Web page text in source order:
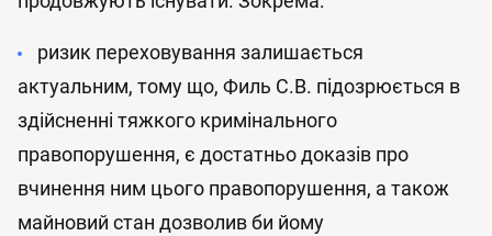
ризик переховування залишається
актуальним, тому що, Филь С.В. підозрюється в
здійсненні тяжкого кримінального
правопорушення, є достатньо доказів про
вчинення ним цього правопорушення, а також
майновий стан дозволив би йому